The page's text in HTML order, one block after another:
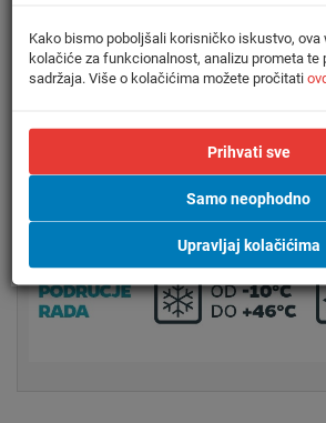
Multi-split sustavi vam omogućuju
vanjska jedinica neometano radi u
do -15°C vanjske temperature.
U hlađenju: od +15°C do +46°C U
Kako bismo poboljšali korisničko iskustvo,
kolačiće za funkcionalnost, analizu prometa te
sadržaja. Više o kolačićima možete pročitati
Prihvati sve
Samo neophodno
Upravljaj kolačićima